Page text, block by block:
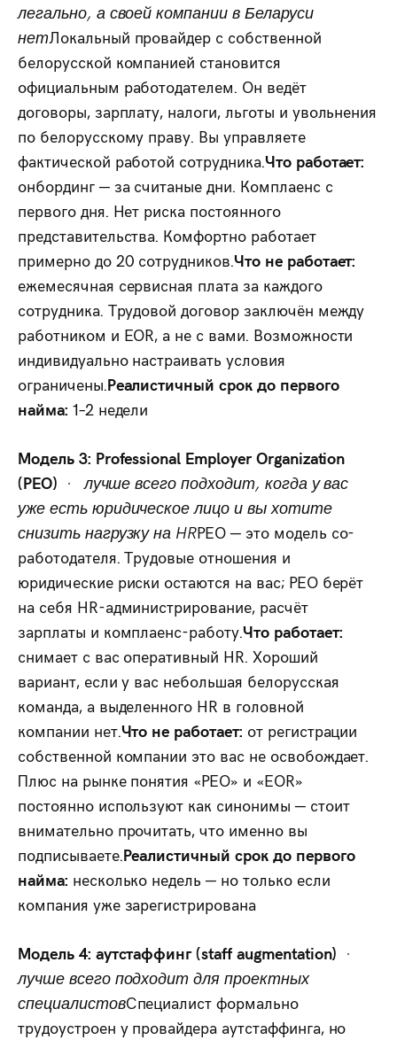
легально, а своей компании в Беларуси
нетЛокальный провайдер с собственной
белорусской компанией становится
официальным работодателем. Он ведёт
договоры, зарплату, налоги, льготы и увольнения
по белорусскому праву. Вы управляете
фактической работой сотрудника.Что работает:
онбординг — за считаные дни. Комплаенс с
первого дня. Нет риска постоянного
представительства. Комфортно работает
примерно до 20 сотрудников.Что не работает:
ежемесячная сервисная плата за каждого
сотрудника. Трудовой договор заключён между
работником и EOR, а не с вами. Возможности
индивидуально настраивать условия
ограничены.Реалистичный срок до первого
найма: 1–2 недели
Модель 3: Professional Employer Organization
(PEO) · лучше всего подходит, когда у вас
уже есть юридическое лицо и вы хотите
снизить нагрузку на HRPEO — это модель со-
работодателя. Трудовые отношения и
юридические риски остаются на вас; PEO берёт
на себя HR-администрирование, расчёт
зарплаты и комплаенс-работу.Что работает:
снимает с вас оперативный HR. Хороший
вариант, если у вас небольшая белорусская
команда, а выделенного HR в головной
компании нет.Что не работает: от регистрации
собственной компании это вас не освобождает.
Плюс на рынке понятия «PEO» и «EOR»
постоянно используют как синонимы — стоит
внимательно прочитать, что именно вы
подписываете.Реалистичный срок до первого
найма: несколько недель — но только если
компания уже зарегистрирована
Модель 4: аутстаффинг (staff augmentation) ·
лучше всего подходит для проектных
специалистовСпециалист формально
трудоустроен у провайдера аутстаффинга, но